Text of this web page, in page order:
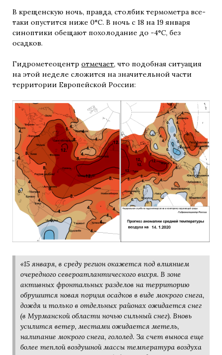
В крещенскую ночь, правда, столбик термометра все-
таки опустится ниже 0°C. В ночь с 18 на 19 января
синоптики обещают похолодание до -4°C, без
осадков.
Гидрометеоцентр отмечает, что подобная ситуация
на этой неделе сложится на значительной части
территории Европейской России:
«15 января, в среду регион окажется под влиянием
очередного североатлантического вихря. В зоне
активных фронтальных разделов на территорию
обрушится новая порция осадков в виде мокрого снега,
дождя и только в отдельных районах ожидается снег
(в Мурманской области ночью сильный снег). Вновь
усилится ветер, местами ожидается метель,
налипание мокрого снега, гололед. За счет выноса еще
более теплой воздушной массы температура воздуха